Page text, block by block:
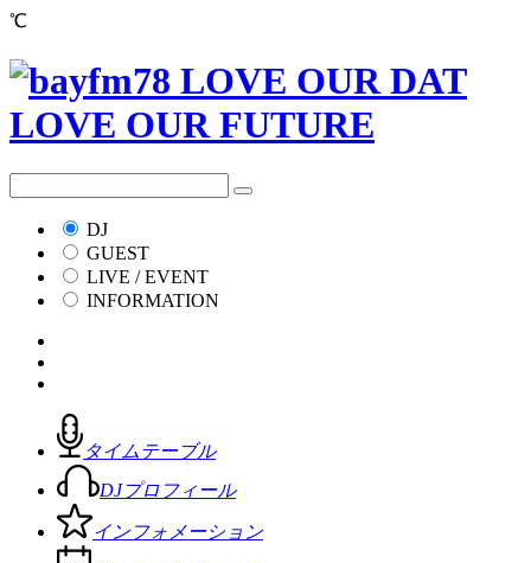
℃
DJ
GUEST
LIVE / EVENT
INFORMATION
タイムテーブル
DJプロフィール
インフォメーション